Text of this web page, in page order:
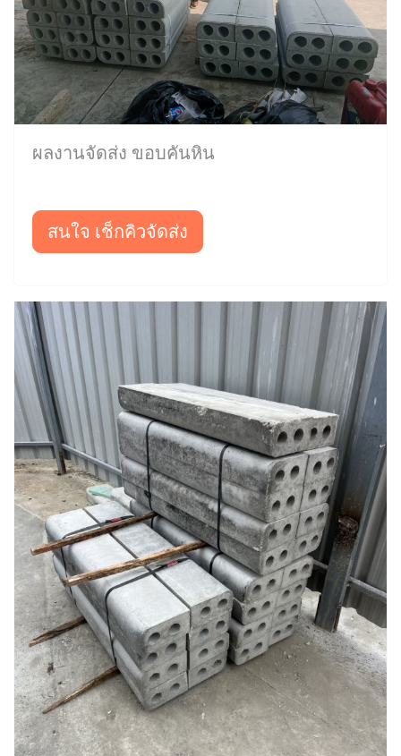
ผลงานจัดส่ง ขอบคันหิน
สนใจ เช็กคิวจัดส่ง